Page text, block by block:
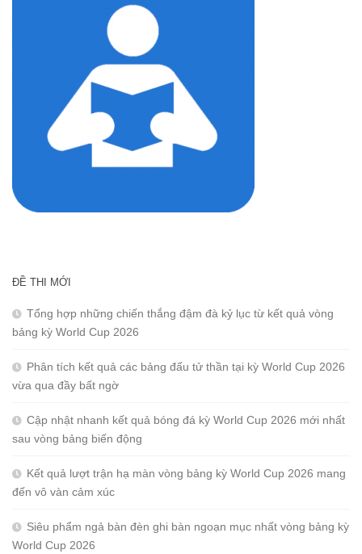
ĐỀ THI MỚI
Tổng hợp những chiến thắng đậm đà kỷ lục từ kết quả vòng
bảng kỳ World Cup 2026
Phân tích kết quả các bảng đấu tử thần tại kỳ World Cup 2026
vừa qua đầy bất ngờ
Cập nhật nhanh kết quả bóng đá kỳ World Cup 2026 mới nhất
sau vòng bảng biến động
Kết quả lượt trận hạ màn vòng bảng kỳ World Cup 2026 mang
đến vô vàn cảm xúc
Siêu phẩm ngả bàn đèn ghi bàn ngoạn mục nhất vòng bảng kỳ
World Cup 2026